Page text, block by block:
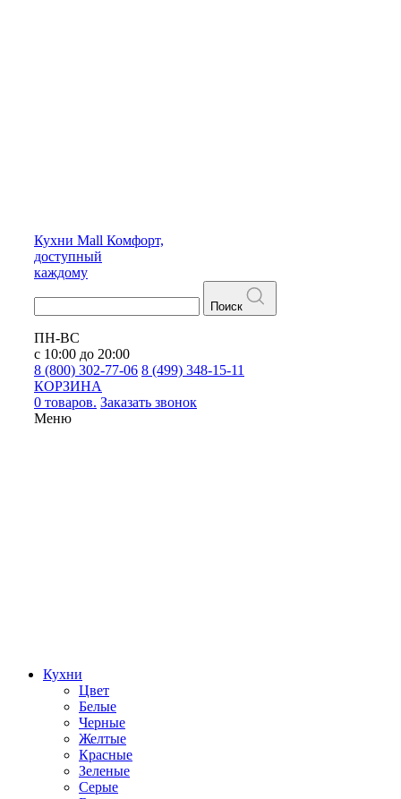
Кухни Mall Комфорт,
доступный
каждому
Поиск
ПН-ВС
с 10:00 до 20:00
8 (800) 302-77-06 8 (499) 348-15-11
КОРЗИНА
0 товаров. Заказать звонок
Меню
Кухни
Цвет
Белые
Черные
Желтые
Красные
Зеленые
Серые